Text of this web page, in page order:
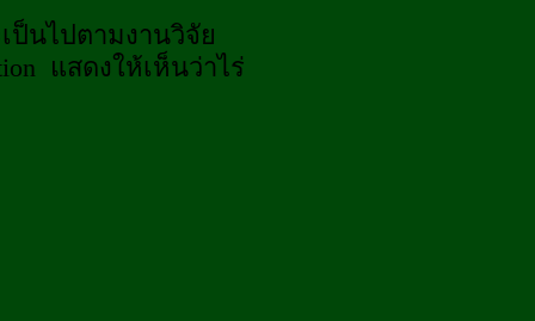
ป็นไปตามงานวิจัย
แสดงให้เห็นว่าไร่